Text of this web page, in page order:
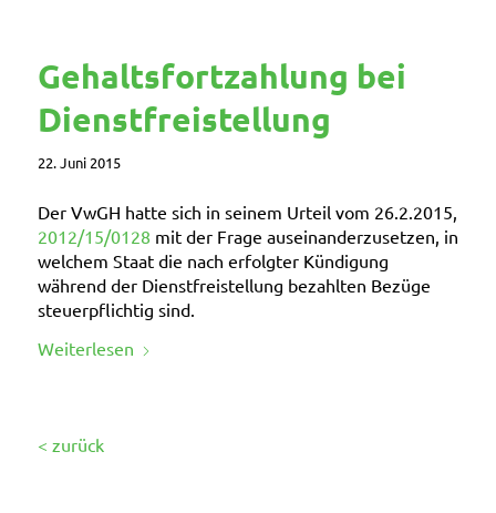
Gehaltsfortzahlung bei
Dienstfreistellung
22. Juni 2015
Der VwGH hatte sich in seinem Urteil vom 26.2.2015,
2012/15/0128 mit der Frage auseinanderzusetzen, in
welchem Staat die nach erfolgter Kündigung
während der Dienstfreistellung bezahlten Bezüge
steuerpflichtig sind.
Weiterlesen
< zurück